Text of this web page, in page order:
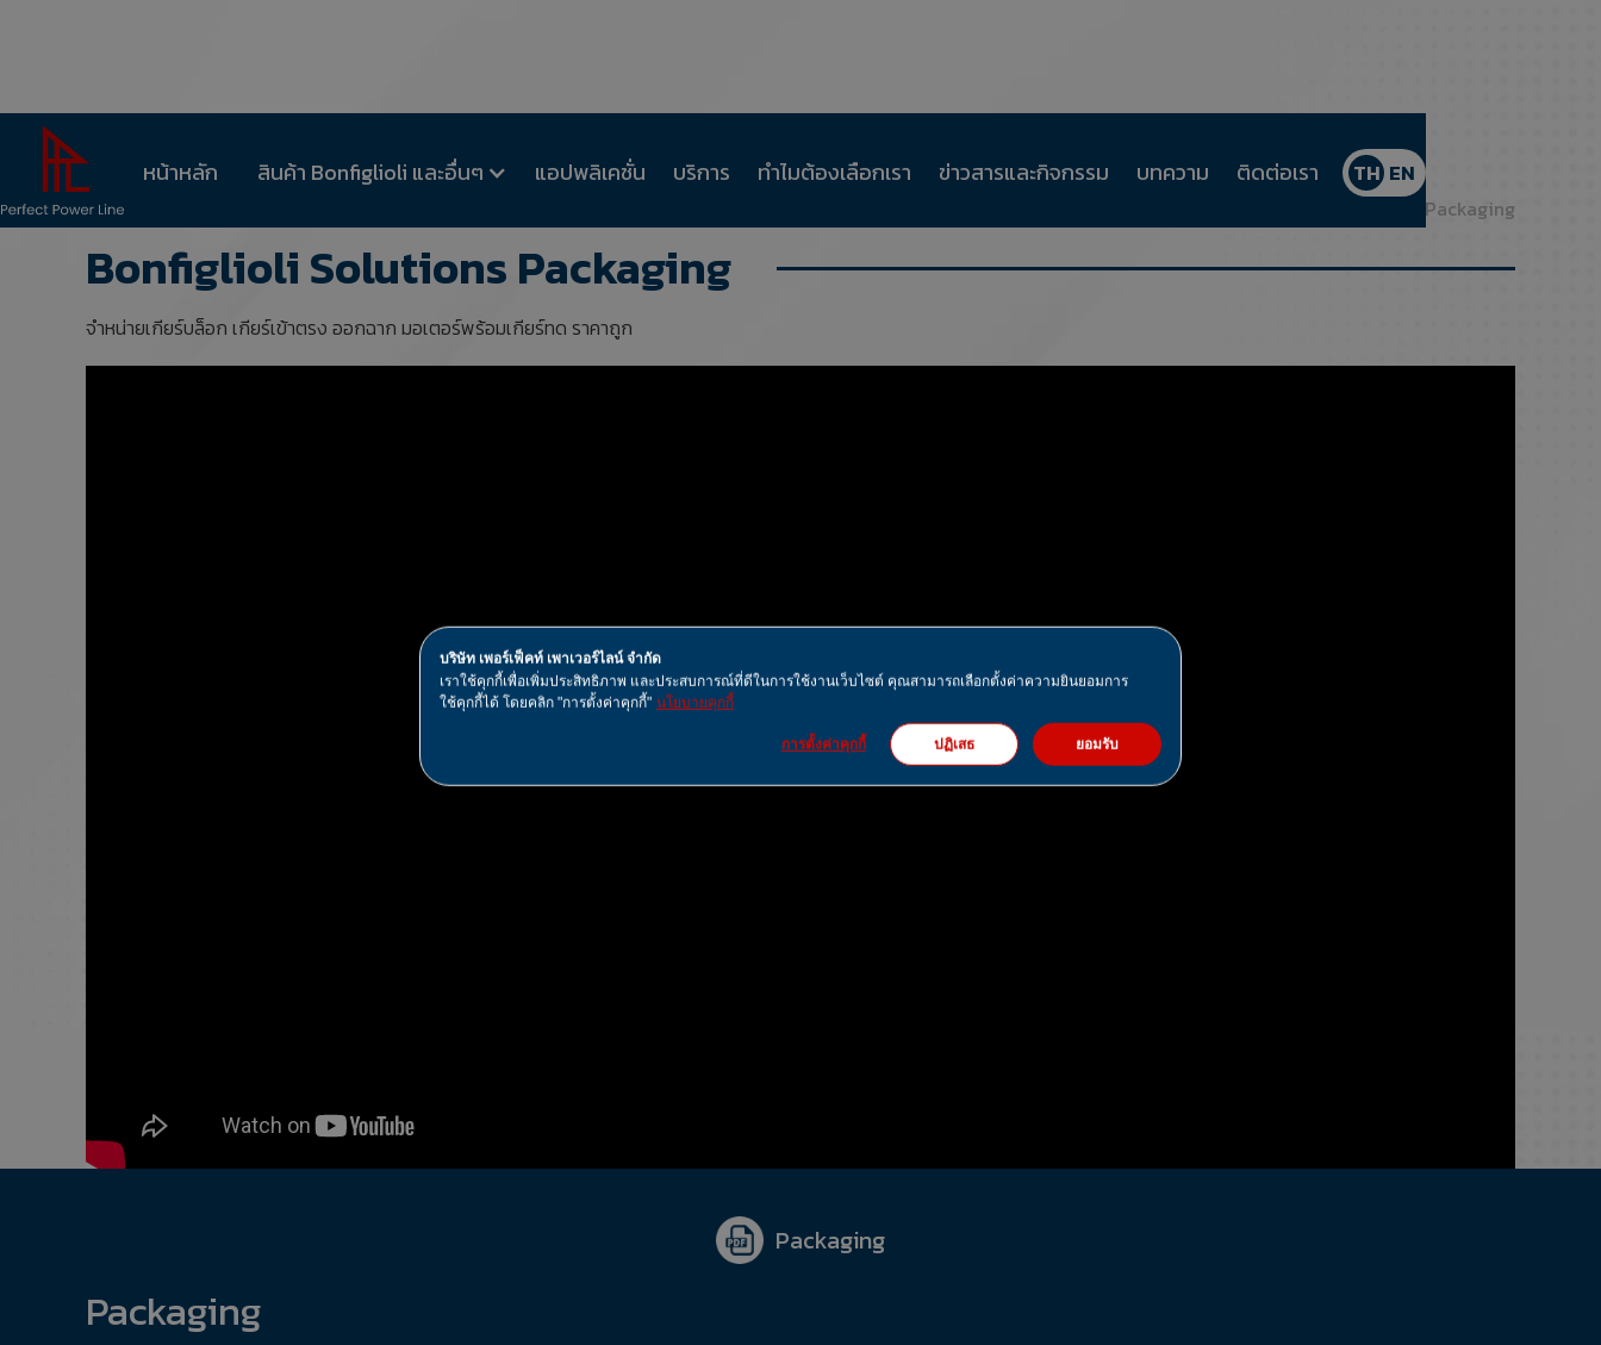
หน้าหลัก สินค้า Bonfiglioli และอื่นๆ แอปพลิเคชั่น บริการ ทำไมต้องเลือกเรา ข่าวสารและกิจกรรม บทความ ติดต่อเรา TH EN
Bonfiglioli Solutions Packaging
Bonfiglioli Solutions Packaging
จำหน่ายเกียร์บล็อก เกียร์เข้าตรง ออกฉาก มอเตอร์พร้อมเกียร์ทด ราคาถูก
Packaging
Packaging
บริษัท เพอร์เฟ็คท์ เพาเวอร์ไลน์ จำกัด
เราใช้คุกกี้เพื่อเพิ่มประสิทธิภาพ และประสบการณ์ที่ดีในการใช้งานเว็บไซต์ คุณสามารถเลือกตั้งค่าความยินยอมการ
ใช้คุกกี้ได้ โดยคลิก "การตั้งค่าคุกกี้" นโยบายคุกกี้
ปฏิเสธ ยอมรับ
การตั้งค่าคุกกี้